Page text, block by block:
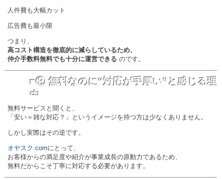
人件費も大幅カット
広告費も最小限
つまり、
高コスト構造を徹底的に減らしているため、
仲介手数料無料でも十分に運営できる のです。
■③ 無料なのに“対応が手厚い”と感じる理
由
無料サービスと聞くと、
「安い＝雑な対応？」というイメージを持つ方は少なくありません。
しかし実際はその逆です。
オヤスク.comにとって、
お客様からの満足度や紹介が事業成長の原動力であるため、
無料だからこそ丁寧に対応する必要があります。